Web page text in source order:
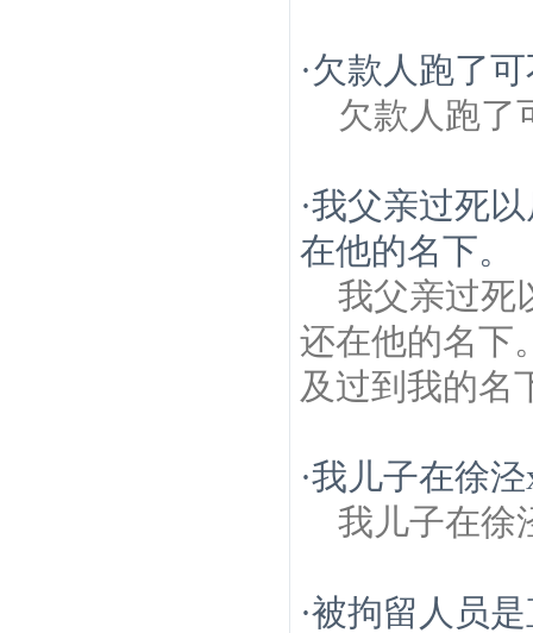
·欠款人跑了
欠款人跑了
·我父亲过死
在他的名下。
我父亲过死
还在他的名下
及过到我的名
·我儿子在徐
我儿子在徐
·被拘留人员